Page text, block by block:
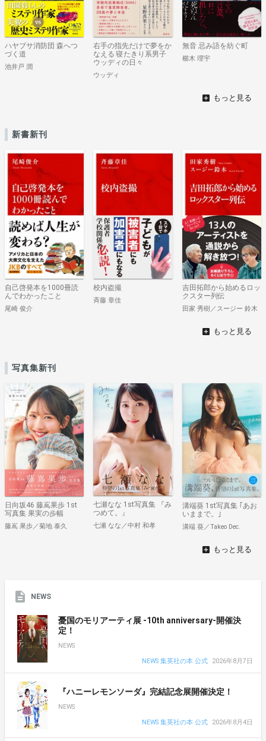
ハヤブサ消防団 森へつ
づく道
池井戸 潤
右手の指先だけで夢をか
なえる 寝たきり系男子
ウッディの日々
ウッディ
無音 忌み語を紡ぐ町
櫛木 理宇
新書新刊
自己啓発本を1000冊読
んでわかったこと
尾崎 俊介
校内盗撮
斉藤 章佳
吉田拓郎から始めるロッ
クスター列伝
田家 秀樹／スージー 鈴木
写真集新刊
日向坂46 藤嶌果歩 1st
写真集 果実の歩幅
藤嶌 果歩／菊地 泰久
七瀬なな 1st写真集 『み
つめて。』
七瀬 なな／中村 和孝
溝端葵 1st写真集 ｢あお
いままで。｣
溝端 葵／Takeo Dec.
NEWS
憂国のモリアーティ展 -10th anniversary-開催決
定！
NEWS
NEWS 集英社の本 公式
2026年8月7日
『ハニーレモンソーダ』完結記念展開催決定！
NEWS
NEWS 集英社の本 公式
2026年8月4日